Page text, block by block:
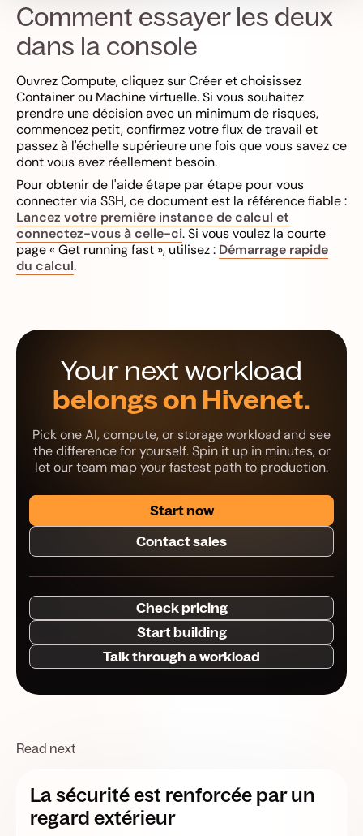
Comment essayer les deux
dans la console
Ouvrez Compute, cliquez sur Créer et choisissez
Container ou Machine virtuelle. Si vous souhaitez
prendre une décision avec un minimum de risques,
commencez petit, confirmez votre flux de travail et
passez à l'échelle supérieure une fois que vous savez ce
dont vous avez réellement besoin.
Pour obtenir de l'aide étape par étape pour vous
connecter via SSH, ce document est la référence fiable :
Lancez votre première instance de calcul et
connectez-vous à celle-ci. Si vous voulez la courte
page « Get running fast », utilisez : Démarrage rapide
du calcul.
Your next workload
belongs on Hivenet.
Pick one AI, compute, or storage workload and see
the difference for yourself. Spin it up in minutes, or
let our team map your fastest path to production.
Start now
Contact sales
Check pricing
Start building
Talk through a workload
Read next
La sécurité est renforcée par un
regard extérieur